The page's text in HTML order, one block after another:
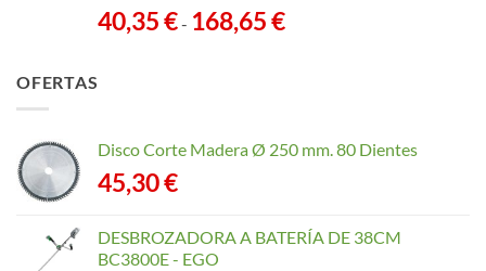
40,35€- 168,65€Rango
168,65 €
OFERTAS
Disco Corte Madera Ø 250 mm. 80 Dientes
45,30€
DESBROZADORA A BATERÍA DE 38CM
BC3800E - EGO